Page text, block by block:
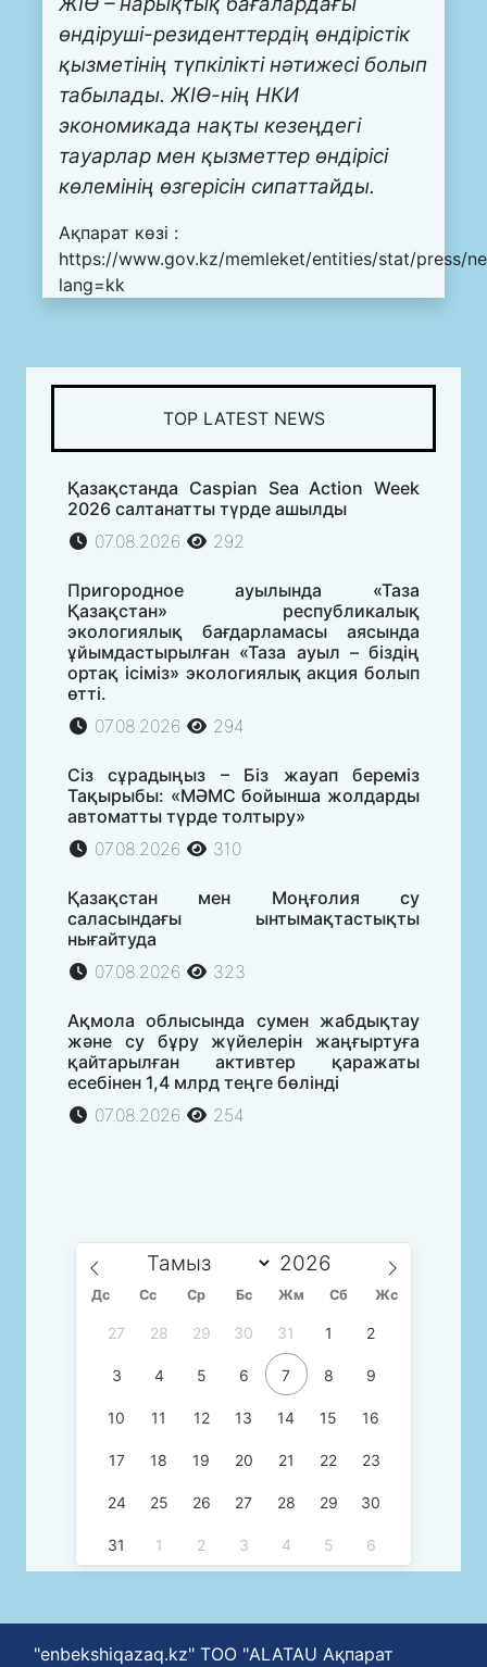
өндіруші-резиденттердің өндірістік
қызметінің түпкілікті нәтижесі болып
табылады. ЖІӨ-нің НКИ
экономикада нақты кезеңдегі
тауарлар мен қызметтер өндірісі
көлемінің өзгерісін сипаттайды.
Ақпарат көзі :
https://www.gov.kz/memleket/entities/stat/press/
lang=kk
TOP LATEST NEWS
Қазақстанда Caspian Sea Action Week
2026 салтанатты түрде ашылды
07.08.2026
292
Пригородное ауылында «Таза
Қазақстан» республикалық
экологиялық бағдарламасы аясында
ұйымдастырылған «Таза ауыл – біздің
ортақ ісіміз» экологиялық акция болып
өтті.
07.08.2026
294
Сіз сұрадыңыз – Біз жауап береміз
Тақырыбы: «МӘМС бойынша жолдарды
автоматты түрде толтыру»
07.08.2026
310
Қазақстан мен Моңғолия су
саласындағы ынтымақтастықты
нығайтуда
07.08.2026
323
Ақмола облысында сумен жабдықтау
және су бұру жүйелерін жаңғыртуға
қайтарылған активтер қаражаты
есебінен 1,4 млрд теңге бөлінді
07.08.2026
254
Дс Сc Ср Бс Жм Сб Жс
27 28 29 30 31 1 2
3 4 5 6 7 8 9
10 11 12 13 14 15 16
17 18 19 20 21 22 23
24 25 26 27 28 29 30
31 1 2 3 4 5 6
"enbekshiqazaq.kz" ТОО "ALATAU Ақпарат